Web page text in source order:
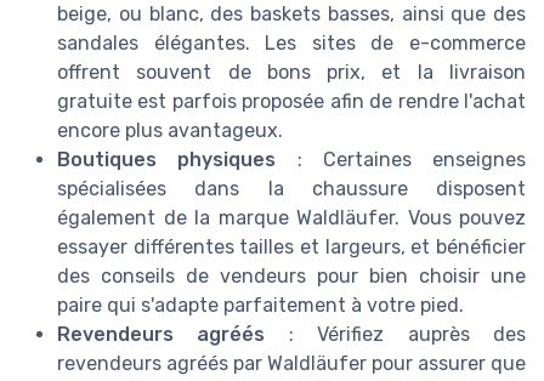
beige, ou blanc, des baskets basses, ainsi que des
sandales élégantes. Les sites de e-commerce
offrent souvent de bons prix, et la livraison
gratuite est parfois proposée afin de rendre l'achat
encore plus avantageux.
Boutiques physiques : Certaines enseignes
spécialisées dans la chaussure disposent
également de la marque Waldläufer. Vous pouvez
essayer différentes tailles et largeurs, et bénéficier
des conseils de vendeurs pour bien choisir une
paire qui s'adapte parfaitement à votre pied.
Revendeurs agréés : Vérifiez auprès des
revendeurs agréés par Waldläufer pour assurer que